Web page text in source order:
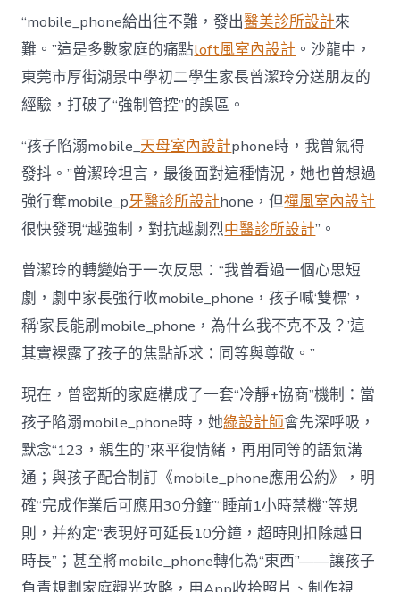
“mobile_phone給出往不難，發出醫美診所設計來
難。”這是多數家庭的痛點loft風室內設計 。沙龍中，
東莞市厚街湖景中學初二學生家長曾潔玲分送朋友的
經驗，打破了“強制管控”的誤區。
“孩子陷溺mobile_天母室內設計phone時，我曾氣得
發抖。”曾潔玲坦言，最後面對這種情況，她也曾想過
強行奪mobile_p牙醫診所設計hone，但禪風室內設計
很快發現“越強制，對抗越劇烈中醫診所設計”。
曾潔玲的轉變始于一次反思：“我曾看過一個心思短
劇，劇中家長強行收mobile_phone，孩子喊‘雙標’，
稱‘家長能刷mobile_phone，為什么我不克不及？’這
其實裸露了孩子的焦點訴求：同等與尊敬。”
現在，曾密斯的家庭構成了一套“冷靜+協商”機制：當
孩子陷溺mobile_phone時，她綠設計師會先深呼吸，
默念“123，親生的”來平復情緒，再用同等的語氣溝
通；與孩子配合制訂《mobile_phone應用公約》，明
確“完成作業后可應用30分鐘”“睡前1小時禁機”等規
則，并約定“表現好可延長10分鐘，超時則扣除越日
時長”；甚至將mobile_phone轉化為“東西”——讓孩子